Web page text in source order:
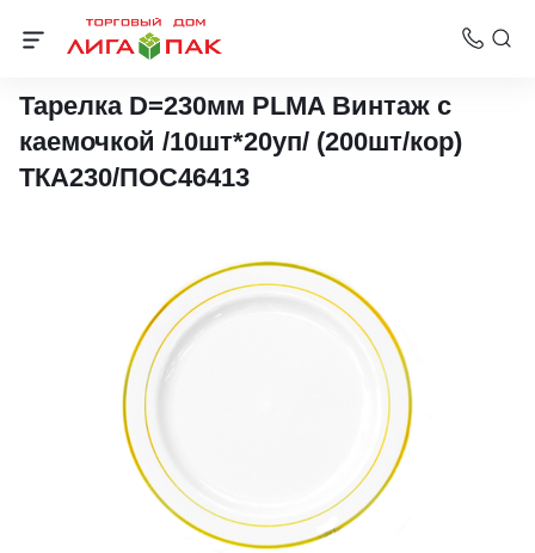
Тарелки
Тарелка D=230мм PLMA Винтаж с
каемочкой /10шт*20уп/ (200шт/кор)
ТКА230/ПОС46413